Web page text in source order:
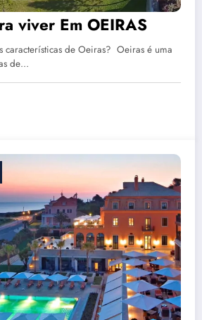
viver Em OEIRAS
características de Oeiras? Oeiras é uma
de…